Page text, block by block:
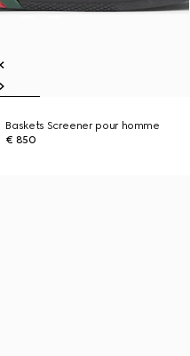
Baskets Screener pour homme
€ 850